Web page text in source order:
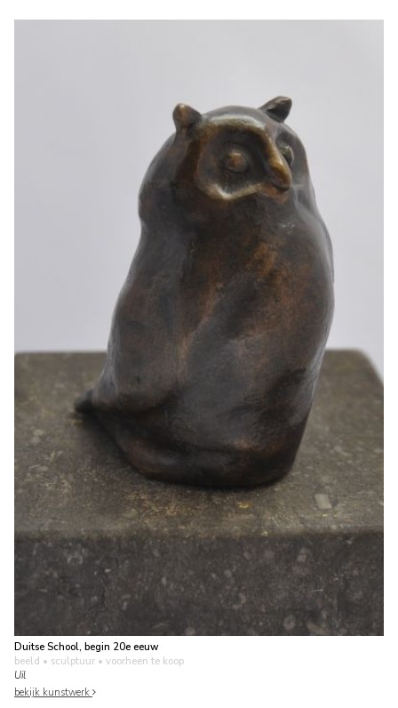
Duitse School, begin 20e eeuw
beeld • sculptuur • voorheen te koop
Uil
bekijk kunstwerk